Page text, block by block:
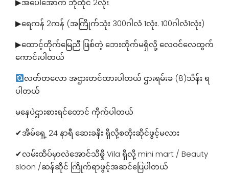
▶အပေါ်အောက် ဘိုထိုင် 2လုံး
▶ရေကန် 2ကန် (အကြိုက်သုံး 300ဂါလံ 1လုံး. 100ဂါလံ1လုံး)
▶ထောင့်တိုက်မြေညီ ဖြစ်တဲ့ ဘေးတိုက်မရှိလို့ လေဝင်လေထွက်​
ကောင်းပါတယ်
လတ်တလော အဌားတင်ထားပါတယ် ဌားရမ်းခ (8)သိန်း ရ
ပါတယ်
မနေပဲဌားစားရင်တောင် ကိုက်ပါတယ်
✔အိမ်ရှေ့ 24 နာရီ ဆေးခနိး ရှိလို့စတိုးဆိုင်ဖွင့်မလား
✔လမ်းထိပ်မှာလဲအောင်သိဓ္ဒိ Vila ရှိလို့ mini mart / Beauty
sloon /ဆန်ဆိုင် ကြိုက်ရာဖွင့်အဆင်ပြေပါတယ်